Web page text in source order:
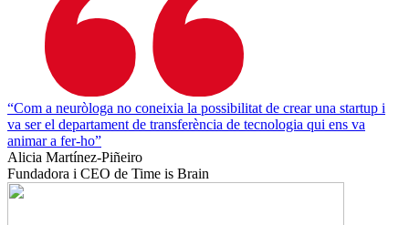
“Com a neuròloga no coneixia la possibilitat de crear una startup i
va ser el departament de transferència de tecnologia qui ens va
animar a fer-ho”
Alicia Martínez-Piñeiro
Fundadora i CEO de Time is Brain